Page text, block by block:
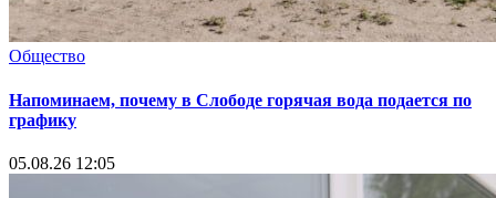
Общество
Напоминаем, почему в Слободе горячая вода подается по
графику
05.08.26 12:05